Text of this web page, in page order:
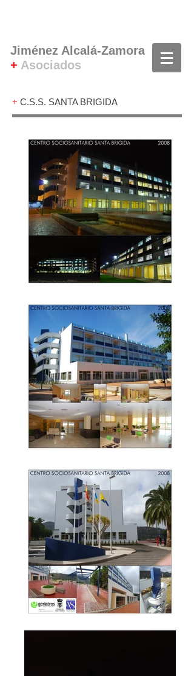
Jiménez Alcalá-Zamora
+ Asociados
+ C.S.S. SANTA BRIGIDA